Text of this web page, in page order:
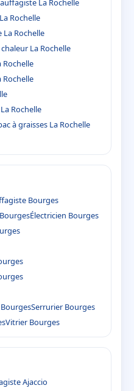
La Rochelle
Rochelle
La Rochelle
La Rochelle
Rochelle
Rochelle
à graisses La Rochelle
Bourges
Électricien Bourges
Serrurier Bourges
Vitrier Bourges
Ajaccio